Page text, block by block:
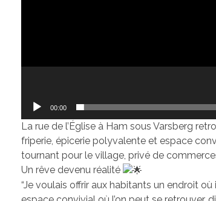
00:00
La rue de l’Église à Ham sous Varsberg
friperie, épicerie polyvalente et espace
tournant pour le village, privé de
Un rêve devenu réalité
“Je voulais offrir aux habitants un endroit